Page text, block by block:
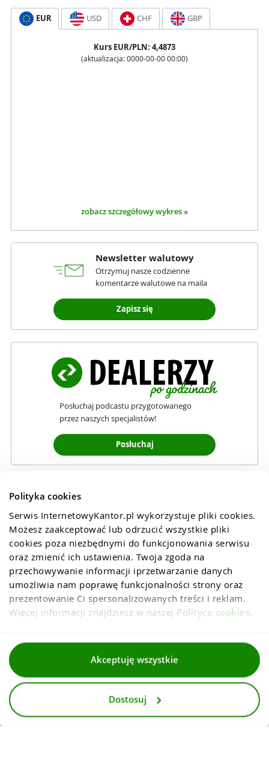
Polityka cookies
Serwis InternetowyKantor.pl wykorzystuje pliki cookies.
Możesz zaakceptować lub odrzucić wszystkie pliki
cookies poza niezbędnymi do funkcjonowania serwisu
oraz zmienić ich ustawienia. Twoja zgoda na
przechowywanie informacji iprzetwarzanie danych
umożliwia nam poprawę funkcjonalności strony oraz
prezentowanie Ci spersonalizowanych treści i reklam.
Więcej informacji znajdziesz w naszej Polityce cookies.
Akceptuję wszystkie
Dostosuj
EUR USD CHF GBP
Kurs EUR/PLN: 4,4873
(aktualizacja: 0000-00-00 00:00)
zobacz szczegółowy wykres »
Newsletter walutowy
Otrzymuj nasze codzienne
komentarze walutowe na maila
Zapisz się
Posłuchaj podcastu przygotowanego
przez naszych specjalistów!
Posłuchaj
Regulaminy
Dla mediów